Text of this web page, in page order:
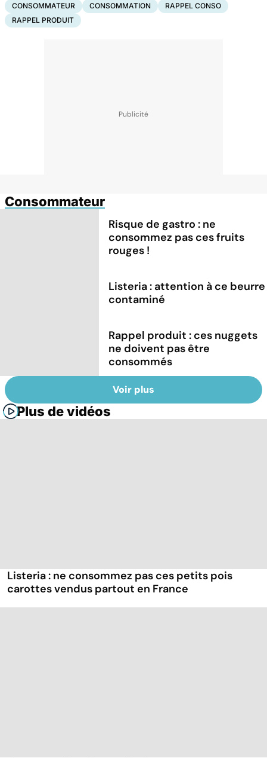
CONSOMMATEUR CONSOMMATION
RAPPEL CONSO
RAPPEL PRODUIT
Consommateur
Risque de gastro : ne
consommez pas ces fruits
rouges !
Listeria : attention à ce beurre
contaminé
Rappel produit : ces nuggets
ne doivent pas être
consommés
Voir plus
Plus de vidéos
Listeria : ne consommez pas ces petits pois
carottes vendus partout en France